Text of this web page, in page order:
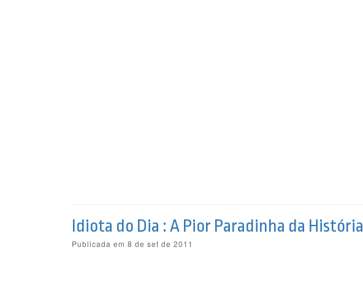
Idiota do Dia : A Pior Paradinha da História
Publicada em 8 de set de 2011